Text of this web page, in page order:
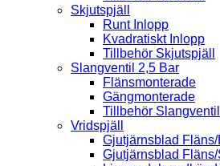
Skjutspjäll
Runt Inlopp
Kvadratiskt Inlopp
Tillbehör Skjutspjäll
Slangventil 2,5 Bar
Flänsmonterade
Gängmonterade
Tillbehör Slangventil
Vridspjäll
Gjutjärnsblad
Gjutjärnsblad